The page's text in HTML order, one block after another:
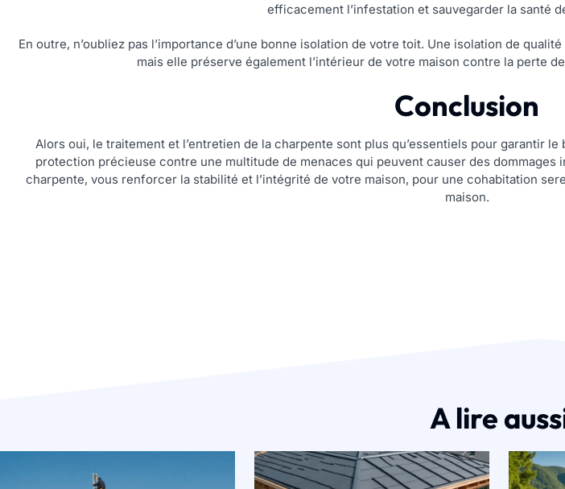
efficacement l’infestation et sauvegarder la santé
En outre, n’oubliez pas l’importance d’une bonne isolation de votre toit. Une isolation de
mais elle préserve également l’intérieur de votre maison contre la perte
Conclusion
Alors oui, le traitement et l’entretien de la charpente sont plus qu’essentiels pour garantir
protection précieuse contre une multitude de menaces qui peuvent causer des
charpente, vous renforcer la stabilité et l’intégrité de votre maison, pour une cohabitation
maison.
A lire